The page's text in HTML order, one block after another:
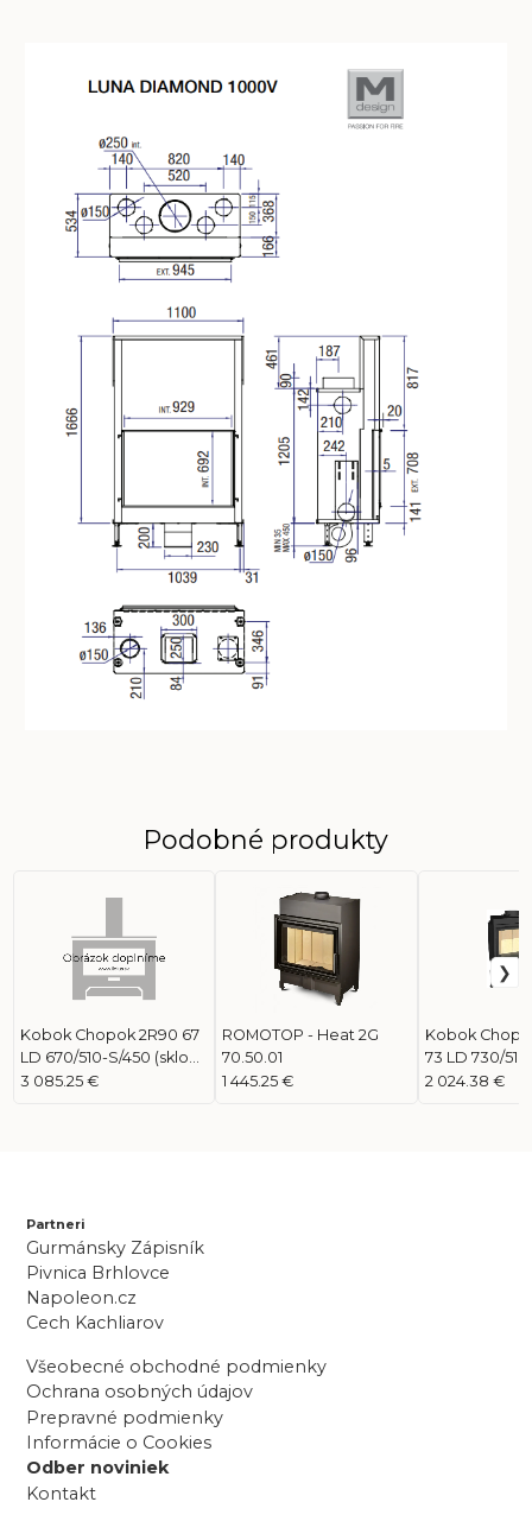
Podobné produkty
Kobok Chopok 2R90 67
LD 670/510-S/450 (sklo
modern)
3 085.25 €
ROMOTOP - Heat 2G
70.50.01
1 445.25 €
Kobok
73 LD 730/510
modern)
2 024.38 €
Partneri
Gurmánsky Zápisník
Pivnica Brhlovce
Napoleon.cz
Cech Kachliarov
Všeobecné obchodné podmienky
Ochrana osobných údajov
Prepravné podmienky
Informácie o Cookies
Odber noviniek
Kontakt